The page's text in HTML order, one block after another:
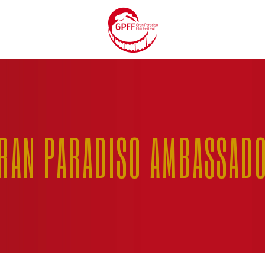
PARADISO